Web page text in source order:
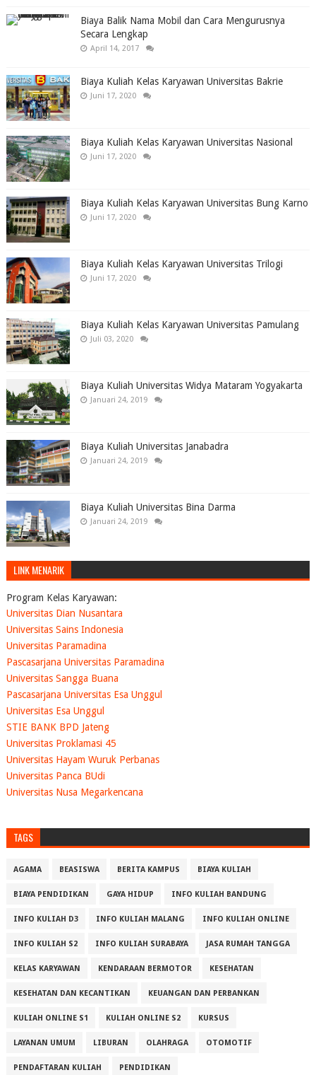
Biaya Balik Nama Mobil dan Cara Mengurusnya
Secara Lengkap
April 14, 2017
Biaya Kuliah Kelas Karyawan Universitas Bakrie
Juni 17, 2020
Biaya Kuliah Kelas Karyawan Universitas Nasional
Juni 17, 2020
Biaya Kuliah Kelas Karyawan Universitas Bung Karno
Juni 17, 2020
Biaya Kuliah Kelas Karyawan Universitas Trilogi
Juni 17, 2020
Biaya Kuliah Kelas Karyawan Universitas Pamulang
Juli 03, 2020
Biaya Kuliah Universitas Widya Mataram Yogyakarta
Januari 24, 2019
Biaya Kuliah Universitas Janabadra
Januari 24, 2019
Biaya Kuliah Universitas Bina Darma
Januari 24, 2019
LINK MENARIK
Program Kelas Karyawan:
Universitas Dian Nusantara
Universitas Sains Indonesia
Universitas Paramadina
Pascasarjana Universitas Paramadina
Universitas Sangga Buana
Pascasarjana Universitas Esa Unggul
Universitas Esa Unggul
STIE BANK BPD Jateng
Universitas Proklamasi 45
Universitas Hayam Wuruk Perbanas
Universitas Panca BUdi
Universitas Nusa Megarkencana
TAGS
AGAMA BEASISWA BERITA KAMPUS BIAYA KULIAH
BIAYA PENDIDIKAN GAYA HIDUP INFO KULIAH BANDUNG
INFO KULIAH D3 INFO KULIAH MALANG INFO KULIAH ONLINE
INFO KULIAH S2 INFO KULIAH SURABAYA JASA RUMAH TANGGA
KELAS KARYAWAN KENDARAAN BERMOTOR KESEHATAN
KESEHATAN DAN KECANTIKAN KEUANGAN DAN PERBANKAN
KULIAH ONLINE S1 KULIAH ONLINE S2 KURSUS
LAYANAN UMUM LIBURAN OLAHRAGA OTOMOTIF
PENDAFTARAN KULIAH PENDIDIKAN